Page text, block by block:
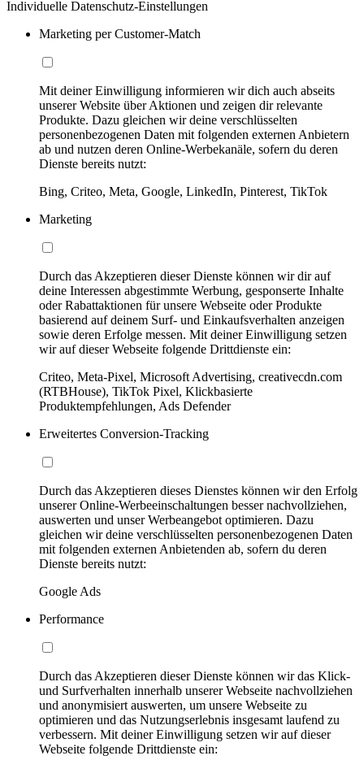
Individuelle Datenschutz-Einstellungen
Marketing per Customer-Match
Mit deiner Einwilligung informieren wir dich auch abseits
unserer Website über Aktionen und zeigen dir relevante
Produkte. Dazu gleichen wir deine verschlüsselten
personenbezogenen Daten mit folgenden externen Anbietern
ab und nutzen deren Online-Werbekanäle, sofern du deren
Dienste bereits nutzt:
Bing, Criteo, Meta, Google, LinkedIn, Pinterest, TikTok
Marketing
Durch das Akzeptieren dieser Dienste können wir dir auf
deine Interessen abgestimmte Werbung, gesponserte Inhalte
oder Rabattaktionen für unsere Webseite oder Produkte
basierend auf deinem Surf- und Einkaufsverhalten anzeigen
sowie deren Erfolge messen. Mit deiner Einwilligung setzen
wir auf dieser Webseite folgende Drittdienste ein:
Criteo, Meta-Pixel, Microsoft Advertising, creativecdn.com
(RTBHouse), TikTok Pixel, Klickbasierte
Produktempfehlungen, Ads Defender
Erweitertes Conversion-Tracking
Durch das Akzeptieren dieses Dienstes können wir den Erfolg
unserer Online-Werbeeinschaltungen besser nachvollziehen,
auswerten und unser Werbeangebot optimieren. Dazu
gleichen wir deine verschlüsselten personenbezogenen Daten
mit folgenden externen Anbietenden ab, sofern du deren
Dienste bereits nutzt:
Google Ads
Performance
Durch das Akzeptieren dieser Dienste können wir das Klick-
und Surfverhalten innerhalb unserer Webseite nachvollziehen
und anonymisiert auswerten, um unsere Webseite zu
optimieren und das Nutzungserlebnis insgesamt laufend zu
verbessern. Mit deiner Einwilligung setzen wir auf dieser
Webseite folgende Drittdienste ein: